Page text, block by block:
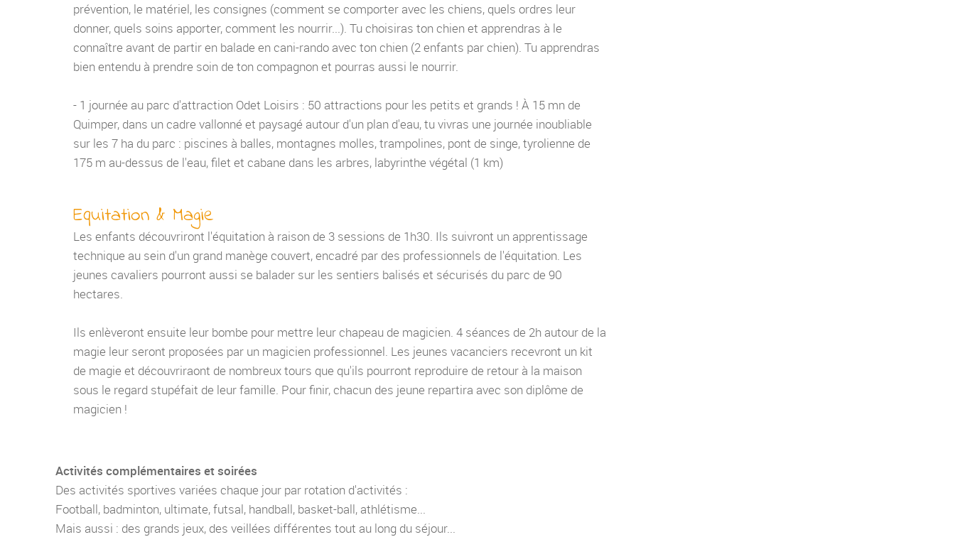
prévention, le matériel, les consignes (comment se comporter avec les chiens, quels ordres leur
donner, quels soins apporter, comment les nourrir...). Tu choisiras ton chien et apprendras à le
connaître avant de partir en balade en cani-rando avec ton chien (2 enfants par chien). Tu apprendras
bien entendu à prendre soin de ton compagnon et pourras aussi le nourrir.
- 1 journée au parc d'attraction Odet Loisirs : 50 attractions pour les petits et grands ! À 15 mn de
Quimper, dans un cadre vallonné et paysagé autour d'un plan d'eau, tu vivras une journée inoubliable
sur les 7 ha du parc : piscines à balles, montagnes molles, trampolines, pont de singe, tyrolienne de
175 m au-dessus de l'eau, filet et cabane dans les arbres, labyrinthe végétal (1 km)
Equitation & Magie
Les enfants découvriront l'équitation à raison de 3 sessions de 1h30. Ils suivront un apprentissage
technique au sein d'un grand manège couvert, encadré par des professionnels de l'équitation. Les
jeunes cavaliers pourront aussi se balader sur les sentiers balisés et sécurisés du parc de 90
hectares.
Ils enlèveront ensuite leur bombe pour mettre leur chapeau de magicien. 4 séances de 2h autour de la
magie leur seront proposées par un magicien professionnel. Les jeunes vacanciers recevront un kit
de magie et découvriraont de nombreux tours que qu'ils pourront reproduire de retour à la maison
sous le regard stupéfait de leur famille. Pour finir, chacun des jeune repartira avec son diplôme de
magicien !
Activités complémentaires et soirées
Des activités sportives variées chaque jour par rotation d'activités :
Football, badminton, ultimate, futsal, handball, basket-ball, athlétisme...
Mais aussi : des grands jeux, des veillées différentes tout au long du séjour...